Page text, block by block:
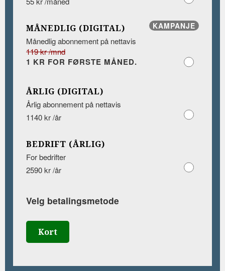
KAMPANJE
MÅNEDLIG (DIGITAL)
Månedlig abonnement på nettavis
119 kr /mnd
1 KR FOR FØRSTE MÅNED.
ÅRLIG (DIGITAL)
Årlig abonnement på nettavis
1140 kr /år
BEDRIFT (ÅRLIG)
For bedrifter
2590 kr /år
Velg betalingsmetode
Kort